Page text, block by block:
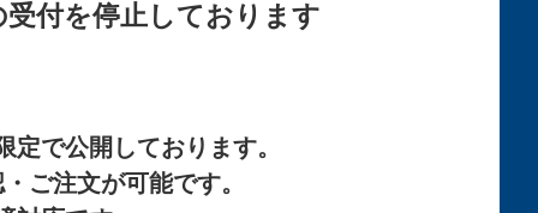
付を停止しております
で公開しております。
ご注文が可能です。